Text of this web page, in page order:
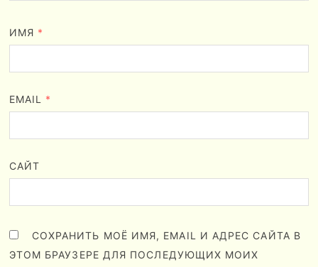
ИМЯ *
EMAIL *
САЙТ
СОХРАНИТЬ МОЁ ИМЯ, EMAIL И АДРЕС САЙТА В
ЭТОМ БРАУЗЕРЕ ДЛЯ ПОСЛЕДУЮЩИХ МОИХ